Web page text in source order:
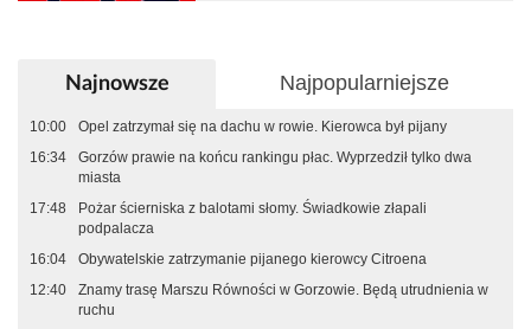
Najnowsze Najpopularniejsze
10:00
Opel zatrzymał się na dachu w rowie. Kierowca był pijany
16:34
Gorzów prawie na końcu rankingu płac. Wyprzedził tylko dwa
miasta
17:48
Pożar ścierniska z balotami słomy. Świadkowie złapali
podpalacza
16:04
Obywatelskie zatrzymanie pijanego kierowcy Citroena
12:40
Znamy trasę Marszu Równości w Gorzowie. Będą utrudnienia w
ruchu